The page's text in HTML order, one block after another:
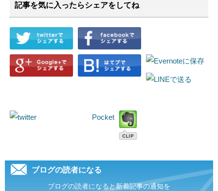
記事を気に入ったらシェアをしてね
Pocket
ブログの読者になる
ブログの読者になると新着記事の通知を